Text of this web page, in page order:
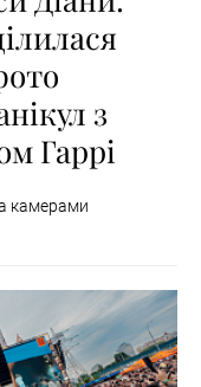
з
Гаррі
камерами